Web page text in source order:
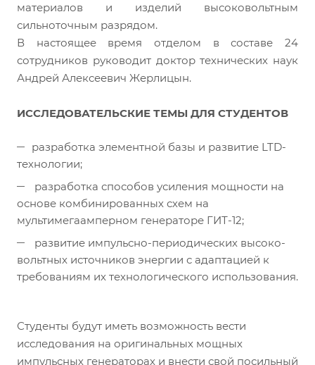
материалов и изделий высоковольтным
сильноточным разрядом.
В настоящее время отделом в составе 24
сотрудников руководит доктор технических наук
Андрей Алексеевич Жерлицын.
ИССЛЕДОВАТЕЛЬСКИЕ ТЕМЫ ДЛЯ СТУДЕНТОВ
разработка элементной базы и развитие LTD-
технологии;
разработка способов усиления мощности на
основе комбинированных схем на
мультимегаамперном генераторе ГИТ-12;
развитие импульсно-периодических высоко-
вольтных источников энергии с адаптацией к
требованиям их технологического использования.
Студенты будут иметь возможность вести
исследования на оригинальных мощных
импульсных генераторах и внести свой посильный